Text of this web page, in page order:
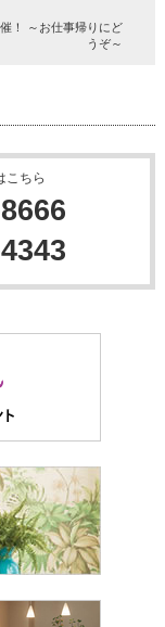
！ ～お仕事帰りにど
うぞ～
こちら